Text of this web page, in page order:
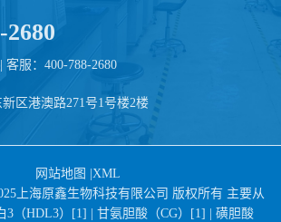
2680
客服：400-788-2680
区港澳路271号1号楼2楼
网站地图 XML
上海原鑫生物科技有限公司 版权所有 主要从
3（HDL3）[1] | 甘氨胆酸（CG）[1] | 磺胆酸